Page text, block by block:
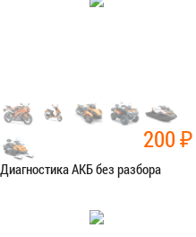
200₽
Диагностика АКБ без разбора
Диагностика